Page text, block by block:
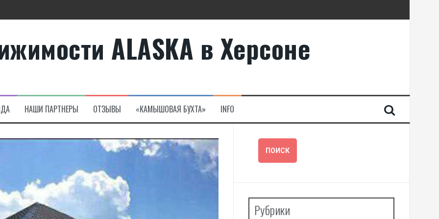
в Алсанджаке
ALASKA в Херсоне
НАШИ ПАРТНЕРЫ ОТЗЫВЫ «КАМЫШОВАЯ БУХТА» INFO
Рубрики